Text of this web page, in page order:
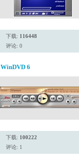
下载: 116448
评论: 0
WinDVD 6
下载: 100222
评论: 1